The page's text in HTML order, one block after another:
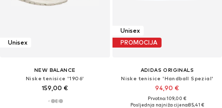
Unisex
NEW BALANCE
Niske tenisice '1906'
159,00 €
Unisex
PROMOCIJA
ADIDAS ORIGINALS
Niske tenisice 'Handball Spezial'
94,90 €
Prvotno: 109,00 €
Posljednja najniža cijena:85,41 €